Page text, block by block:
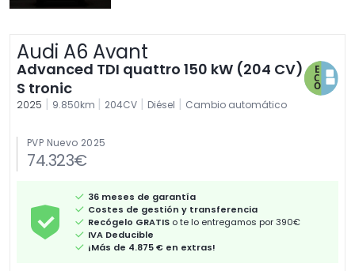
Audi A6 Avant
Advanced TDI quattro 150 kW (204 CV)
S tronic
2025 | 9.850km | 204CV | Diésel | Cambio automático
PVP Nuevo 2025
74.323€
36 meses de garantía
Costes de gestión y transferencia
Recógelo GRATIS o te lo entregamos por 390€
IVA Deducible
¡Más de 4.875 € en extras!